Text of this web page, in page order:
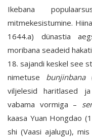
Ikebana
mitmekesistumine.
1644.a) dünastia
moribana seadeid
18. sajandi keskel see
nimetuse bunjinbana
viljelesid haritlased
vabama vormiga –
kaasa Yuan Hongdao
shi (Vaasi ajalugu),